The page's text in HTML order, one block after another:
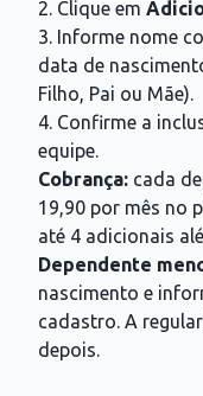
2. Clique em
3. Informe nome
data de
Filho, Pai ou Mãe).
4. Confirme a
equipe.
Cobrança: cada
19,90 por mês no
até 4 adicionais
Dependente
nascimento e
cadastro. A
depois.